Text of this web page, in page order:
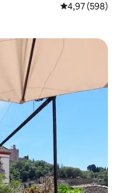
4,97 av 5 i
4,97 (598)